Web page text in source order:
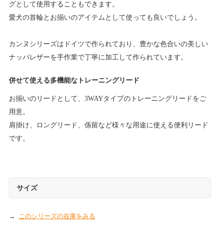
グとして使用することもできます。
愛犬の首輪とお揃いのアイテムとして使っても良いでしょう。
カンヌシリーズはドイツで作られており、豊かな色合いの美しい
ナッパレザーを手作業で丁寧に加工して作られています。
併せて使える多機能なトレーニングリード
お揃いのリードとして、3WAYタイプのトレーニングリードをご
用意。
肩掛け、ロングリード、係留など様々な用途に使える便利リード
です。
サイズ
このシリーズの在庫をみる